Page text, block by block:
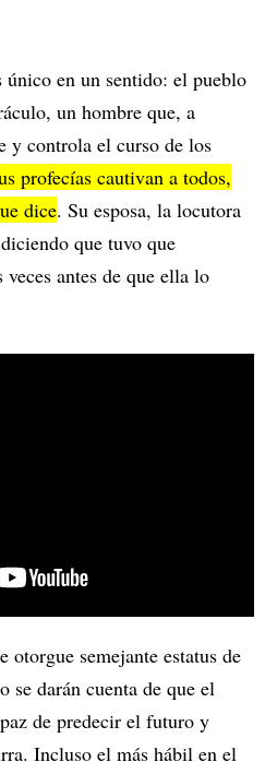
único en un sentido: el pueblo
un hombre que, a
y controla el curso de los
profecías cautivan a todos,
dice. Su esposa, la locutora
que tuvo que
antes de que ella lo
otorgue semejante estatus de
se darán cuenta de que el
de predecir el futuro y
Incluso el más hábil en el